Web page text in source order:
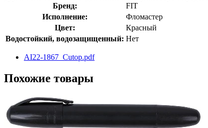
Бренд:
FIT
Исполнение:
Фломастер
Цвет:
Красный
Водостойкий, водозащищенный: Нет
AI22-1867_Cutop.pdf
Похожие товары